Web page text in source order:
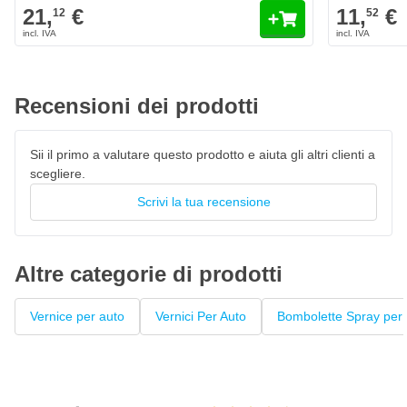
Il colore Zündapp 59 Titanblau Metallic è personalizzato
colori
La vernice High Solid garantisce un'elevata copertura
Penna laccata con pennello privo di pelucchi
Questo fondo può essere verniciato con
21,12 € 11,52 €
Recensioni dei prodotti
Sii il primo a valutare questo prodotto e aiuta gli altri clienti a
scegliere.
Scrivi la tua recensione
Altre categorie di prodotti
Vernice per auto Vernici Per Auto Bombolette Spray per